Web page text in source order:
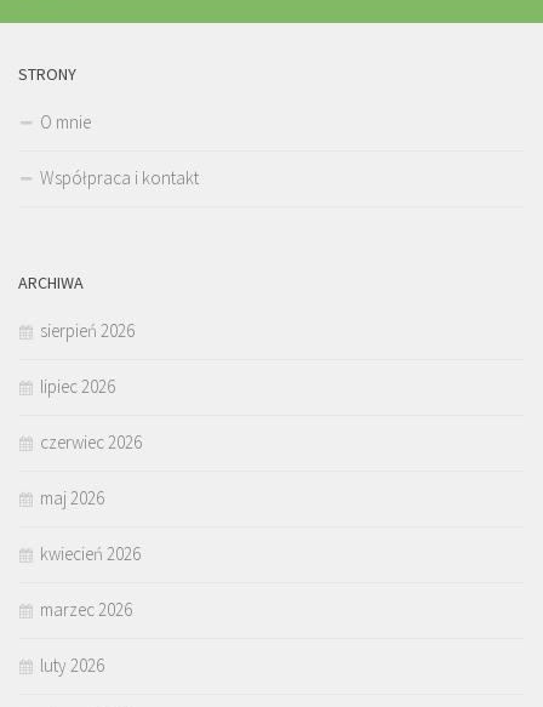
STRONY
O mnie
Współpraca i kontakt
ARCHIWA
sierpień 2026
lipiec 2026
czerwiec 2026
maj 2026
kwiecień 2026
marzec 2026
luty 2026